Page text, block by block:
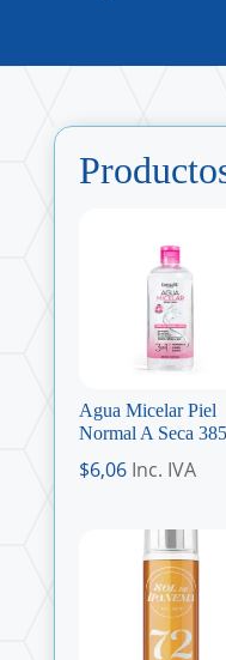
Agua Micelar Piel
Normal A Seca
$6,06 Inc. IVA